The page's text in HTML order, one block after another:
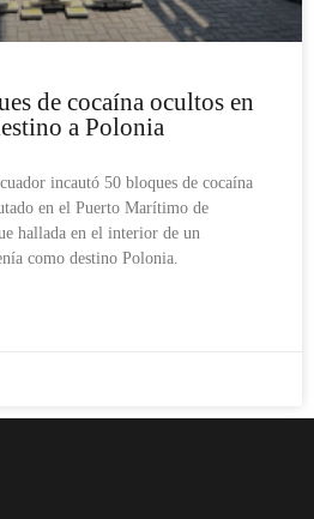
de cocaína ocultos en
a Polonia
incautó 50 bloques de cocaína
en el Puerto Marítimo de
hallada en el interior de un
como destino Polonia.